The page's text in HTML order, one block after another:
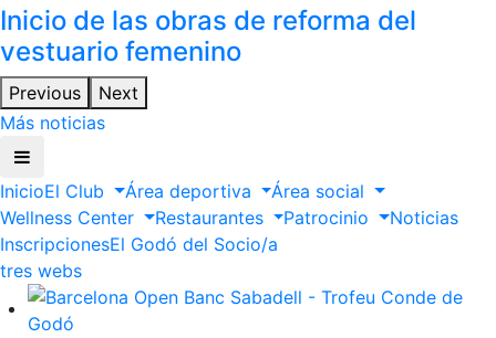
Inicio de las obras de reforma del
vestuario femenino
Previous
Next
Más noticias
InicioEl Club Área deportiva
Área social
Wellness Center
Restaurantes Patrocinio
Noticias
InscripcionesEl Godó del Socio/a
webs